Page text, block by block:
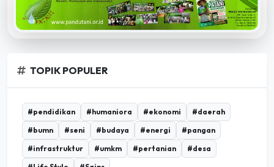
TOPIK POPULER
#pendidikan #humaniora #ekonomi
#daerah
#bumn
#seni #budaya #energi
#pangan
#infrastruktur
#umkm #pertanian
#desa